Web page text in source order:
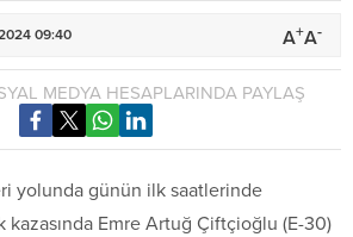
09:40 A+A-
MEDYA HESAPLARINDA PAYLAŞ
yolunda günün ilk saatlerinde
Emre Artuğ Çiftçioğlu (E-30)